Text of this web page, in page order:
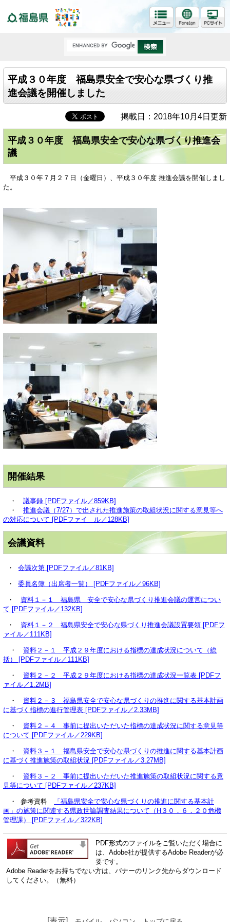
平成３０年度 福島県安全で安心な県づくり推
進会議を開催しました
掲載日：2018年10月4日更新
平成３０年度 福島県安全で安心な県づくり推進会
議
平成３０年７月２７日（金曜日）、平成３０年度 推進会議を開催しまし
た。
開催結果
・ 議事録 [PDFファイル／859KB]
・ 推進会議（7/27）で出された推進施策の取組状況に関する意見等へ
の対応について [PDFファイ ル／128KB]
会議資料
・ 会議次第 [PDFファイル／81KB]
・ 委員名簿（出席者一覧） [PDFファイル／96KB]
・ 資料１－１ 福島県 安全で安心な県づくり推進会議の運営につい
て [PDFファイル／132KB]
・ 資料１－２ 福島県安全で安心な県づくり推進会議設置要領 [PDFフ
ァイル／111KB]
・ 資料２－１ 平成２９年度における指標の達成状況について（総
括） [PDFファイル／111KB]
・ 資料２－２ 平成２９年度における指標の達成状況一覧表 [PDFフ
ァイル／1.2MB]
・ 資料２－３ 福島県安全で安心な県づくりの推進に関する基本計画
に基づく指標の進行管理表 [PDFファイル／2.33MB]
・ 資料２－４ 事前に提出いただいた指標の達成状況に関する意見等
について [PDFファイル／229KB]
・ 資料３－１ 福島県安全で安心な県づくりの推進に関する基本計画
に基づく推進施策の取組状況 [PDFファイル／3.27MB]
・ 資料３－２ 事前に提出いただいた推進施策の取組状況に関する意
見等について [PDFファイル／237KB]
・ 参考資料
「福島県安全で安心な県づくりの推進に関する基本計
画」の施策に関連する県政世論調査結果について（H３０．６．２０危機
管理課） [PDFファイル／322KB]
PDF形式のファイルをご覧いただく場合に
は、Adobe社が提供するAdobe Readerが必
要です。
Adobe Readerをお持ちでない方は、バナーのリンク先からダウンロード
してください。（無料）